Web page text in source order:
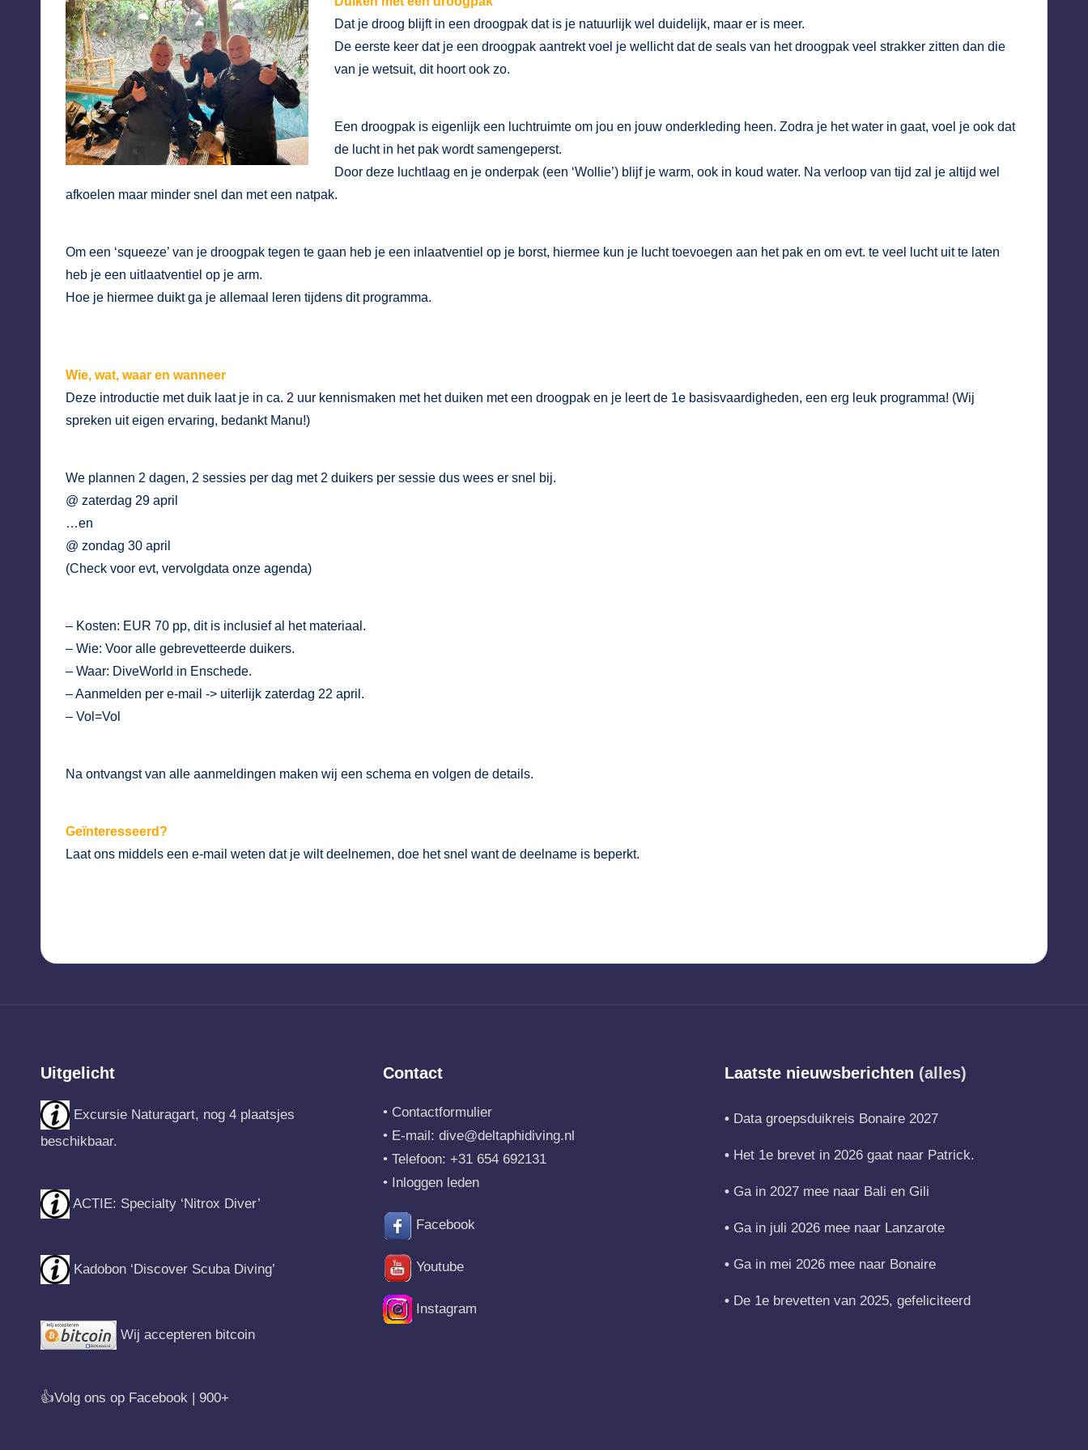
Dat je droog blijft in een droogpak dat is je natuurlijk wel duidelijk, maar er is meer.
De eerste keer dat je een droogpak aantrekt voel je wellicht dat de seals van het droogpak veel strakker zitten dan die
van je wetsuit, dit hoort ook zo.
Een droogpak is eigenlijk een luchtruimte om jou en jouw onderkleding heen. Zodra je het water in gaat, voel je ook dat
de lucht in het pak wordt samengeperst.
Door deze luchtlaag en je onderpak (een ‘Wollie’) blijf je warm, ook in koud water. Na verloop van tijd zal je altijd wel
afkoelen maar minder snel dan met een natpak.
Om een ‘squeeze’ van je droogpak tegen te gaan heb je een inlaatventiel op je borst, hiermee kun je lucht toevoegen aan het pak en om evt. te veel lucht uit te laten
heb je een uitlaatventiel op je arm.
Hoe je hiermee duikt ga je allemaal leren tijdens dit programma.
Wie, wat, waar en wanneer
Deze introductie met duik laat je in ca. 2 uur kennismaken met het duiken met een droogpak en je leert de 1e basisvaardigheden, een erg leuk programma! (Wij
spreken uit eigen ervaring, bedankt Manu!)
We plannen 2 dagen, 2 sessies per dag met 2 duikers per sessie dus wees er snel bij.
@ zaterdag 29 april
…en
@ zondag 30 april
(Check voor evt, vervolgdata onze agenda)
– Kosten: EUR 70 pp, dit is inclusief al het materiaal.
– Wie: Voor alle gebrevetteerde duikers.
– Waar: DiveWorld in Enschede.
– Aanmelden per e-mail -> uiterlijk zaterdag 22 april.
– Vol=Vol
Na ontvangst van alle aanmeldingen maken wij een schema en volgen de details.
Geïnteresseerd?
Laat ons middels een e-mail weten dat je wilt deelnemen, doe het snel want de deelname is beperkt.
Uitgelicht
Excursie Naturagart, nog 4 plaatsjes
beschikbaar.
ACTIE: Specialty ‘Nitrox Diver’
Kadobon ‘Discover Scuba Diving’
Wij accepteren bitcoin
👍Volg ons op Facebook | 900+
Contact
• Contactformulier
• E-mail: dive@deltaphidiving.nl
• Telefoon: +31 654 692131
• Inloggen leden
Facebook
Youtube
Instagram
Laatste nieuwsberichten (alles)
Data groepsduikreis Bonaire 2027
Het 1e brevet in 2026 gaat naar Patrick.
Ga in 2027 mee naar Bali en Gili
Ga in juli 2026 mee naar Lanzarote
Ga in mei 2026 mee naar Bonaire
De 1e brevetten van 2025, gefeliciteerd